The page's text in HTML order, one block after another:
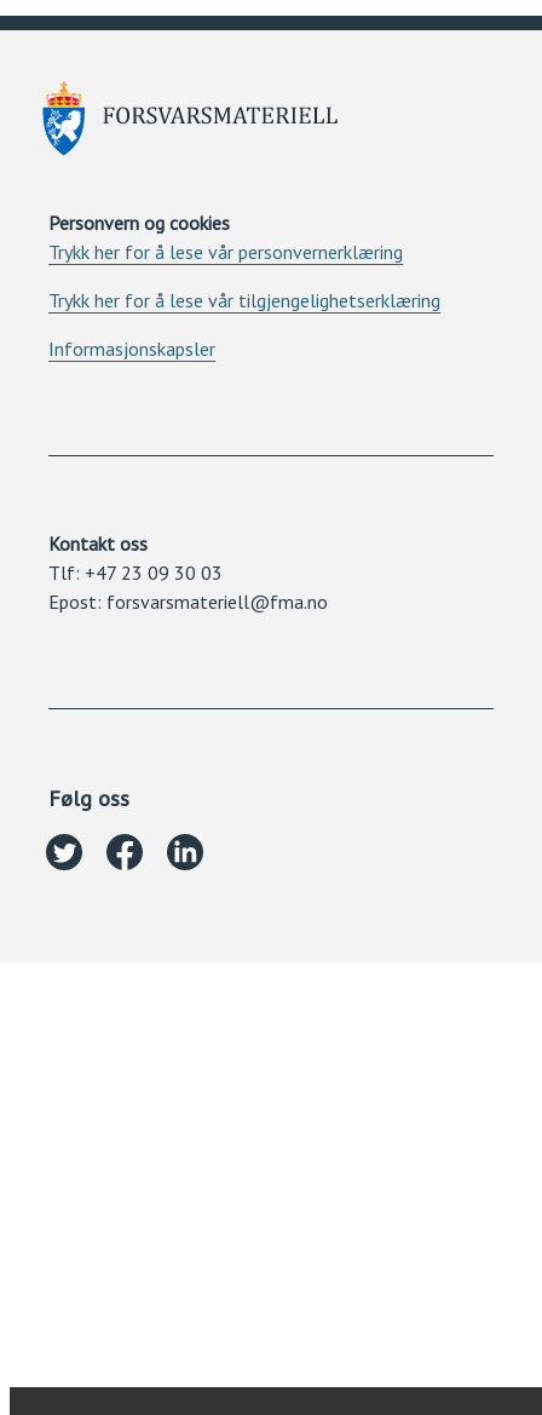
Personvern og cookies
Trykk her for å lese vår personvernerklæring
Trykk her for å lese vår tilgjengelighetserklæring
Informasjonskapsler
Kontakt oss
Tlf: +47 23 09 30 03
Epost: forsvarsmateriell@fma.no
Følg oss